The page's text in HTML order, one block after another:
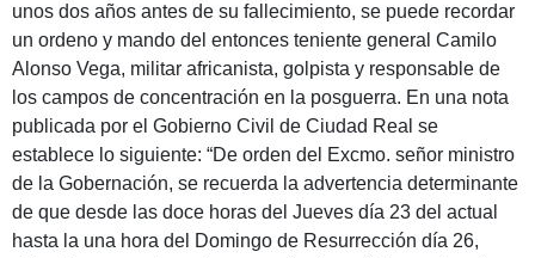
unos dos años antes de su fallecimiento, se puede recordar
un ordeno y mando del entonces teniente general Camilo
Alonso Vega, militar africanista, golpista y responsable de
los campos de concentración en la posguerra. En una nota
publicada por el Gobierno Civil de Ciudad Real se
establece lo siguiente: “De orden del Excmo. señor ministro
de la Gobernación, se recuerda la advertencia determinante
de que desde las doce horas del Jueves día 23 del actual
hasta la una hora del Domingo de Resurrección día 26,